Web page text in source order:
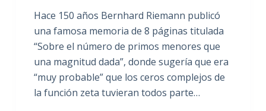
Hace 150 años Bernhard Riemann publicó
una famosa memoria de 8 páginas titulada
“Sobre el número de primos menores que
una magnitud dada”, donde sugería que era
“muy probable” que los ceros complejos de
la función zeta tuvieran todos parte…